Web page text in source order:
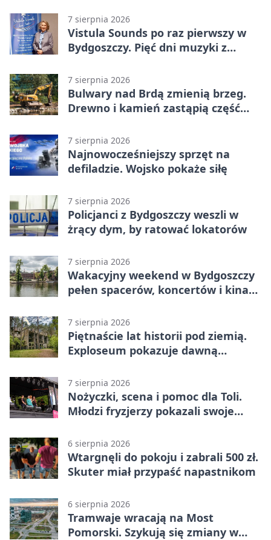
7 sierpnia 2026
Vistula Sounds po raz pierwszy w
Bydgoszczy. Pięć dni muzyki z
7 sierpnia 2026
Bulwary nad Brdą zmienią brzeg.
Drewno i kamień zastąpią część
7 sierpnia 2026
Najnowocześniejszy sprzęt na
defiladzie. Wojsko pokaże siłę
7 sierpnia 2026
Policjanci z Bydgoszczy weszli w
żrący dym, by ratować lokatorów
7 sierpnia 2026
Wakacyjny weekend w Bydgoszczy
pełen spacerów, koncertów i kina
7 sierpnia 2026
Piętnaście lat historii pod ziemią.
Exploseum pokazuje dawną
7 sierpnia 2026
Nożyczki, scena i pomoc dla Toli.
Młodzi fryzjerzy pokazali swoje
6 sierpnia 2026
Wtargnęli do pokoju i zabrali 500 zł.
Skuter miał przypaść napastnikom
6 sierpnia 2026
Tramwaje wracają na Most
Pomorski. Szykują się zmiany w